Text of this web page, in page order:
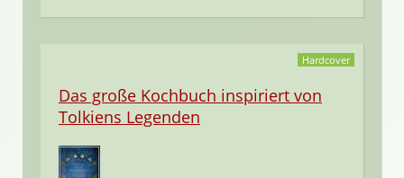
Hardcover
Das große Kochbuch inspiriert von
Tolkiens Legenden